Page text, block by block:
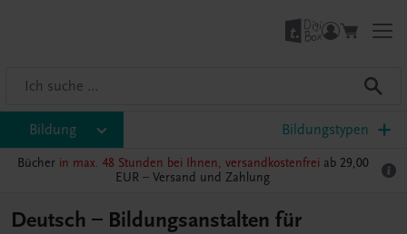
Bildung Bildungstypen
Bücher in max. 48 Stunden bei Ihnen, versandkostenfrei ab 29,00
EUR – Versand und Zahlung
Deutsch – Bildungsanstalten für